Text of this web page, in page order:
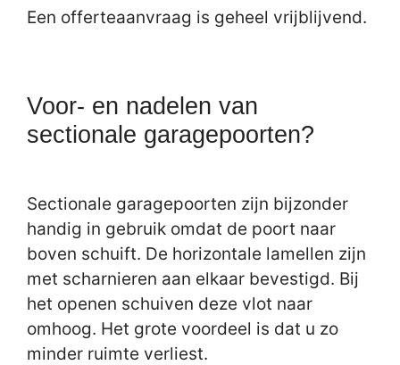
Een offerteaanvraag is geheel vrijblijvend.
Voor- en nadelen van
sectionale garagepoorten?
Sectionale garagepoorten zijn bijzonder
handig in gebruik omdat de poort naar
boven schuift. De horizontale lamellen zijn
met scharnieren aan elkaar bevestigd. Bij
het openen schuiven deze vlot naar
omhoog. Het grote voordeel is dat u zo
minder ruimte verliest.